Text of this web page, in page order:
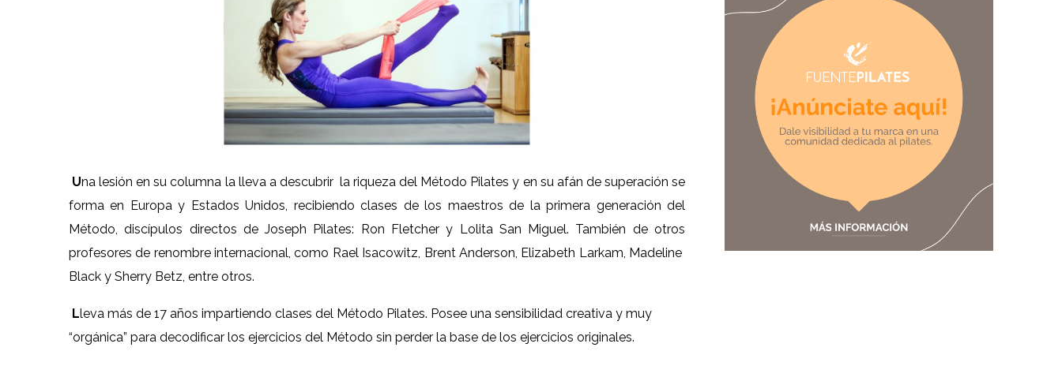
Una lesión en su columna la lleva a descubrir la riqueza del Método Pilates y en su afán de superación se
forma en Europa y Estados Unidos, recibiendo clases de los maestros de la primera generación del
Método, discípulos directos de Joseph Pilates: Ron Fletcher y Lolita San Miguel. También de otros
profesores de renombre internacional, como Rael Isacowitz, Brent Anderson, Elizabeth Larkam, Madeline
Black y Sherry Betz, entre otros.
Lleva más de 17 años impartiendo clases del Método Pilates. Posee una sensibilidad creativa y muy
“orgánica” para decodificar los ejercicios del Método sin perder la base de los ejercicios originales.